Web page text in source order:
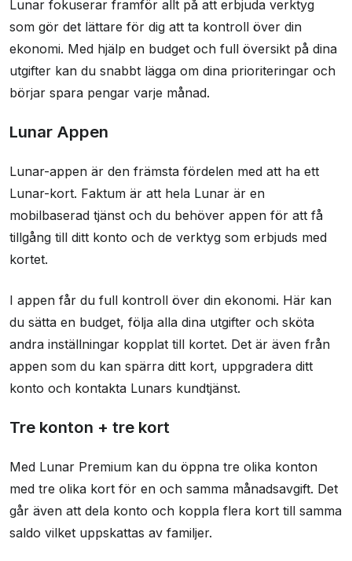
Lunar fokuserar framför allt på att erbjuda verktyg
som gör det lättare för dig att ta kontroll över din
ekonomi. Med hjälp en budget och full översikt på dina
utgifter kan du snabbt lägga om dina prioriteringar och
börjar spara pengar varje månad.
Lunar Appen
Lunar-appen är den främsta fördelen med att ha ett
Lunar-kort. Faktum är att hela Lunar är en
mobilbaserad tjänst och du behöver appen för att få
tillgång till ditt konto och de verktyg som erbjuds med
kortet.
I appen får du full kontroll över din ekonomi. Här kan
du sätta en budget, följa alla dina utgifter och sköta
andra inställningar kopplat till kortet. Det är även från
appen som du kan spärra ditt kort, uppgradera ditt
konto och kontakta Lunars kundtjänst.
Tre konton + tre kort
Med Lunar Premium kan du öppna tre olika konton
med tre olika kort för en och samma månadsavgift. Det
går även att dela konto och koppla flera kort till samma
saldo vilket uppskattas av familjer.